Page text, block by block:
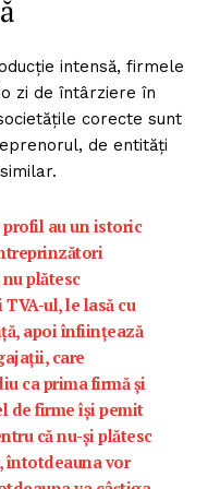
intensă, firmele
zi de întârziere în
corecte sunt
de entităţi
au un istoric
plătesc
ul, le lasă cu
apoi înfiinţează
care
ca prima firmă şi
de firme îşi pemit
că nu-şi plătesc
întotdeauna vor